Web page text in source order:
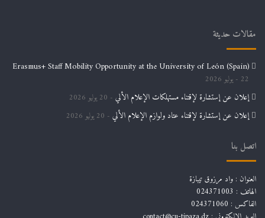
مقالات حديثة
Erasmus+ Staff Mobility Opportunity at the University of León (Spain)
22 يوليو 2026
إعلان عن إستشارة لإقتناء مستهلكات الإعلام الألي 20 يوليو 2026
إعلان عن إستشارة لإقتناء عتاد ولوازم الإعلام الألي 20 يوليو 2026
اتصل بنا
العنوان : واد مرزوق تيبازة
الهاتف : 024371003
الفاكس : 024371060